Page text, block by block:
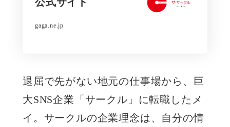
gaga.ne.jp
退屈で先がない地元の仕事場から、巨
大SNS企業「サークル」に転職したメ
イ。サークルの企業理念は、自分の情